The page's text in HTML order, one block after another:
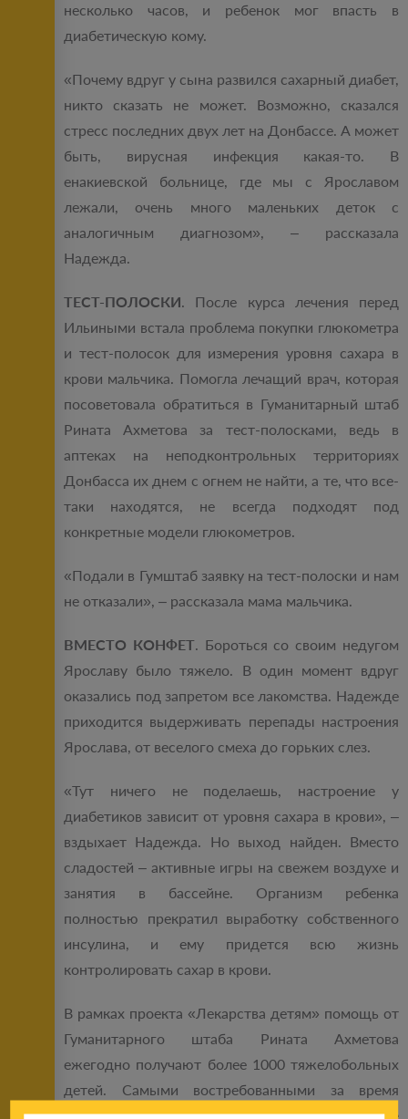
несколько часов, и ребенок мог впасть в
диабетическую кому.
«Почему вдруг у сына развился сахарный диабет,
никто сказать не может. Возможно, сказался
стресс последних двух лет на Донбассе. А может
быть, вирусная инфекция какая-то. В
енакиевской больнице, где мы с Ярославом
лежали, очень много маленьких деток с
аналогичным диагнозом», – рассказала
Надежда.
ТЕСТ-ПОЛОСКИ. После курса лечения перед
Ильиными встала проблема покупки глюкометра
и тест-полосок для измерения уровня сахара в
крови мальчика. Помогла лечащий врач, которая
посоветовала обратиться в Гуманитарный штаб
Рината Ахметова за тест-полосками, ведь в
аптеках на неподконтрольных территориях
Донбасса их днем с огнем не найти, а те, что все-
таки находятся, не всегда подходят под
конкретные модели глюкометров.
«Подали в Гумштаб заявку на тест-полоски и нам
не отказали», – рассказала мама мальчика.
ВМЕСТО КОНФЕТ. Бороться со своим недугом
Ярославу было тяжело. В один момент вдруг
оказались под запретом все лакомства. Надежде
приходится выдерживать перепады настроения
Ярослава, от веселого смеха до горьких слез.
«Тут ничего не поделаешь, настроение у
диабетиков зависит от уровня сахара в крови», –
вздыхает Надежда. Но выход найден. Вместо
сладостей – активные игры на свежем воздухе и
занятия в бассейне. Организм ребенка
полностью прекратил выработку собственного
инсулина, и ему придется всю жизнь
контролировать сахар в крови.
В рамках проекта «Лекарства детям» помощь от
Гуманитарного штаба Рината Ахметова
ежегодно получают более 1000 тяжелобольных
детей. Самыми востребованными за время
работы проекта стали противосудорожные